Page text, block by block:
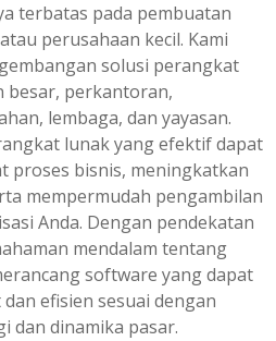
terbatas pada pembuatan
perusahaan kecil. Kami
solusi perangkat
besar, perkantoran,
lembaga, dan yayasan.
lunak yang efektif dapat
proses bisnis, meningkatkan
mempermudah pengambilan
Anda. Dengan pendekatan
mendalam tentang
software yang dapat
efisien sesuai dengan
dan dinamika pasar.